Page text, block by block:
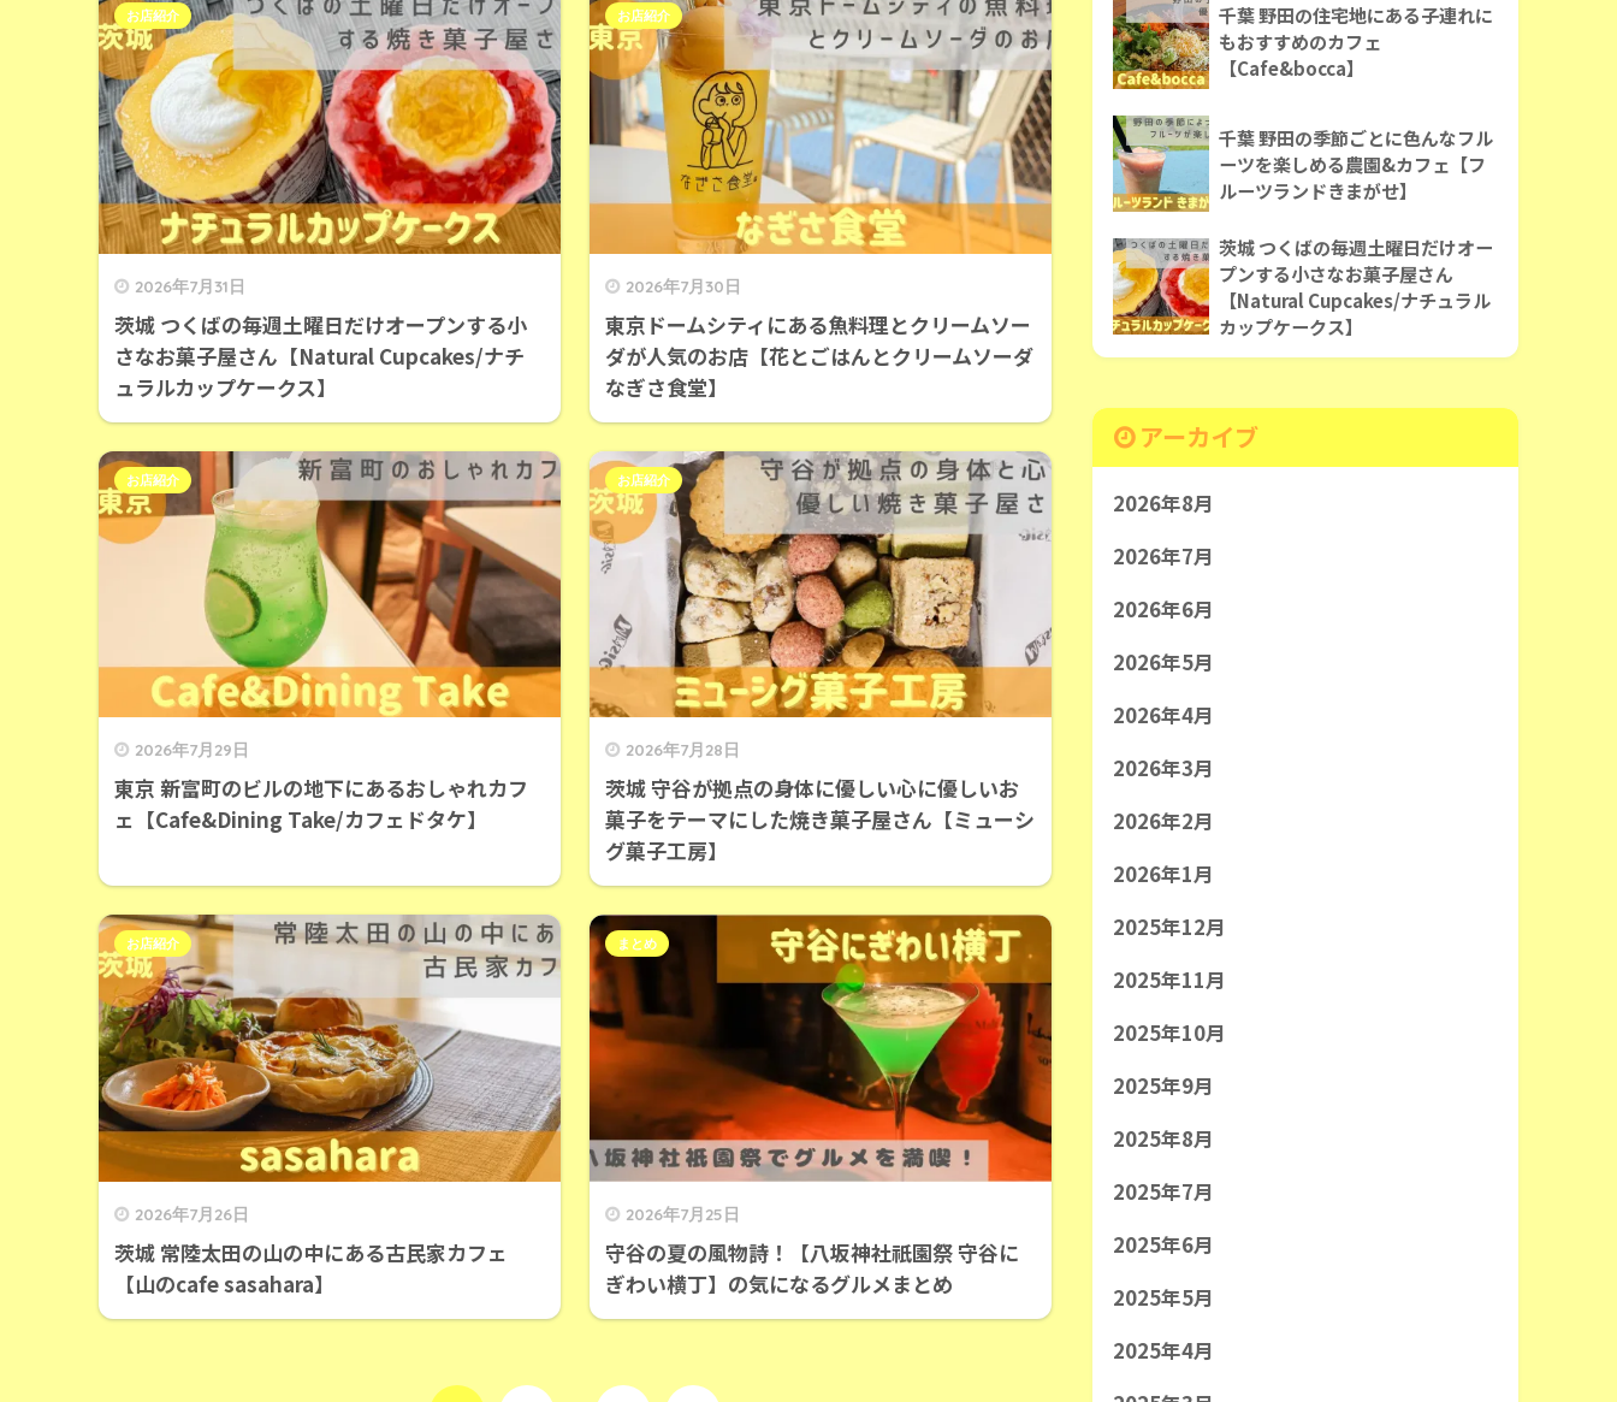
2026年7月31日
茨城 つくばの毎週土曜日だけオープンする小
さなお菓子屋さん【Natural Cupcakes/ナチ
ュラルカップケークス】
お店紹介
2026年7月30日
東京ドームシティにある魚料理とクリームソー
ダが人気のお店【花とごはんとクリームソーダ
なぎさ食堂】
お店紹介
2026年7月29日
東京 新富町のビルの地下にあるおしゃれカフ
ェ【Cafe&Dining Take/カフェドタケ】
お店紹介
2026年7月28日
茨城 守谷が拠点の身体に優しい心に優しいお
菓子をテーマにした焼き菓子屋さん【ミューシ
グ菓子工房】
お店紹介
2026年7月26日
茨城 常陸太田の山の中にある古民家カフェ
【山のcafe sasahara】
お店紹介
2026年7月25日
守谷の夏の風物詩！【八坂神社祇園祭 守谷に
ぎわい横丁】の気になるグルメまとめ
まとめ
千葉 野田の住宅地にある子連れに
もおすすめのカフェ
【Cafe&bocca】
千葉 野田の季節ごとに色んなフル
ーツを楽しめる農園&カフェ【フ
ルーツランドきまがせ】
茨城 つくばの毎週土曜日だけオー
プンする小さなお菓子屋さん
【Natural Cupcakes/ナチュラル
カップケークス】
アーカイブ
2026年8月
2026年7月
2026年6月
2026年5月
2026年4月
2026年3月
2026年2月
2026年1月
2025年12月
2025年11月
2025年10月
2025年9月
2025年8月
2025年7月
2025年6月
2025年5月
2025年4月